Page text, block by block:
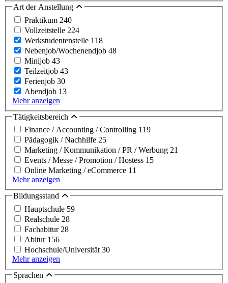
Art der Anstellung
Praktikum 240
Vollzeitstelle 224
Werkstudentenstelle 118
Nebenjob/Wochenendjob 48
Minijob 43
Teilzeitjob 43
Ferienjob 30
Abendjob 13
Mehr anzeigen
Tätigkeitsbereich
Finance / Accounting / Controlling 119
Pädagogik / Nachhilfe 25
Marketing / Kommunikation / PR / Werbung 21
Events / Messe / Promotion / Hostess 15
Online Marketing / eCommerce 11
Mehr anzeigen
Bildungsstand
Hauptschule 59
Realschule 28
Fachabitur 28
Abitur 156
Hochschule/Universität 30
Mehr anzeigen
Sprachen